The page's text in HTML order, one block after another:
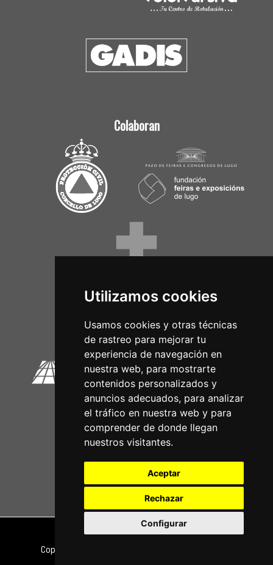
Utilizamos cookies
Usamos cookies y otras técnicas
de rastreo para mejorar tu
experiencia de navegación en
nuestra web, para mostrarte
contenidos personalizados y
anuncios adecuados, para analizar
el tráfico en nuestra web y para
comprender de donde llegan
nuestros visitantes.
Aceptar
Rechazar
Configurar
Colaboran
Circuitos Oficiais
Nota legal|Política de privacidade
Copyright © 2026 | Powered by